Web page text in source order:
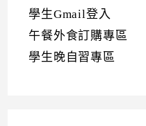
學生Gmail登入
午餐外食訂購專區
學生晚自習專區